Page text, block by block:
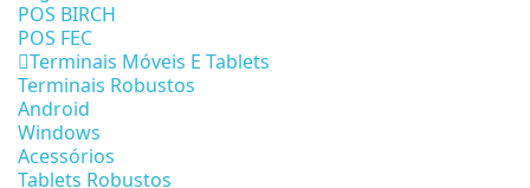
POS BIRCH
POS FEC
Terminais Móveis E Tablets
Terminais Robustos
Android
Windows
Acessórios
Tablets Robustos